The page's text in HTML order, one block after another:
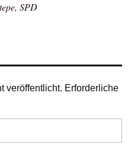
SPD
veröffentlicht. Erforderliche